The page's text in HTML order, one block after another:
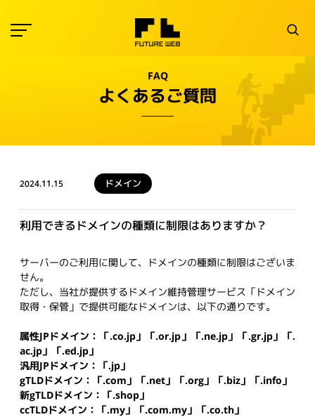
FAQ
よくあるご質問
2024.11.15 ドメイン
利用できるドメインの種類に制限はありますか？
サーバーのご利用に関して、ドメインの種類に制限はございま
せん。
ただし、当社が提供するドメイン維持管理サービス「ドメイン
取得・保管」で提供可能なドメインは、以下の通りです。
属性JPドメイン：「.co.jp」「.or.jp」「.ne.jp」「.gr.jp」「.
ac.jp」「.ed.jp」
汎用JPドメイン：「.jp」
gTLDドメイン：「.com」「.net」「.org」「.biz」「.info」
新gTLDドメイン：「.shop」
ccTLDドメイン：「.my」「.com.my」「.co.th」